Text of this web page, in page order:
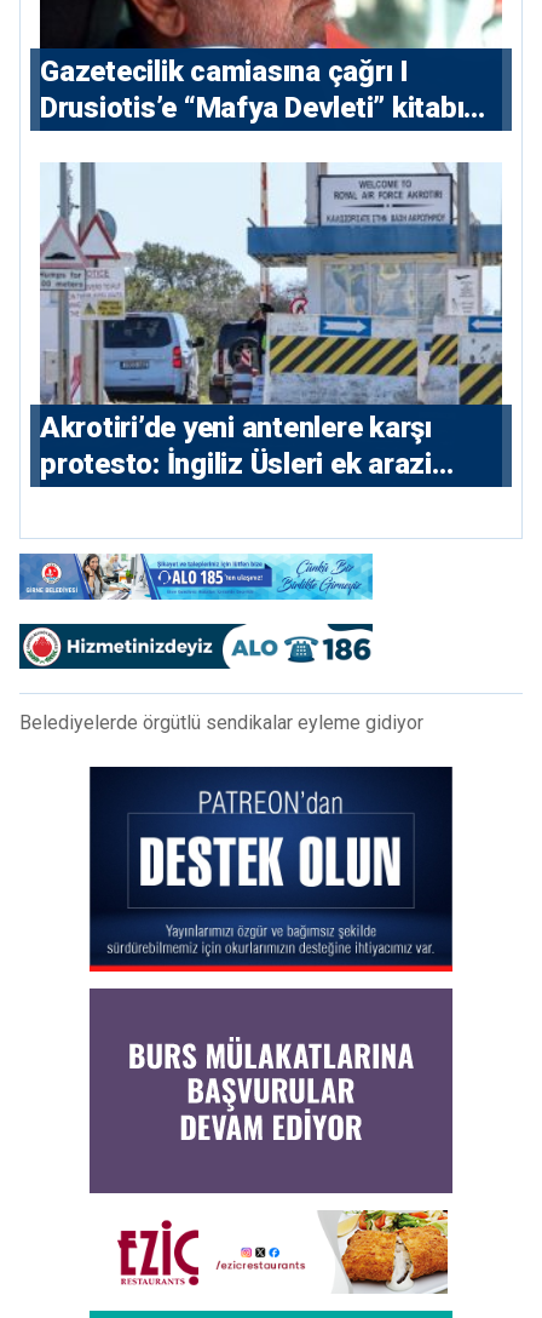
Gazetecilik camiasına çağrı I
⁠Drusiotis’e “Mafya Devleti” kitabı
⁠Akrotiri’de yeni antenlere karşı
protesto: İngiliz Üsleri ek arazi
Belediyelerde örgütlü sendikalar eyleme gidiyor